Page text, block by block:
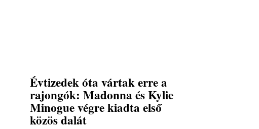
Évtizedek óta vártak erre a
rajongók: Madonna és Kylie
Minogue végre kiadta első
közös dalát